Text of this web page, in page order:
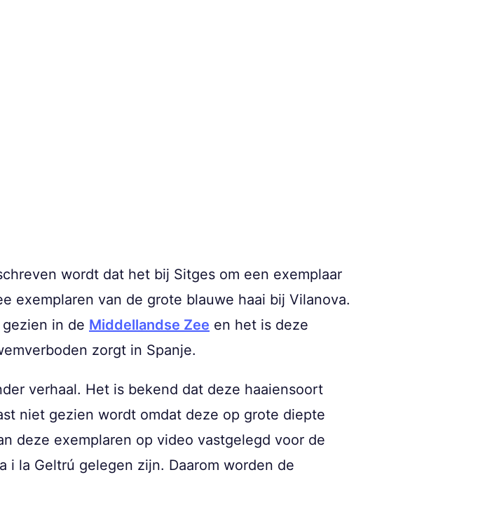
wordt dat het bij Sitges om een exemplaar
exemplaren van de grote blauwe haai bij Vilanova.
in de Middellandse Zee en het is deze
zorgt in Spanje.
verhaal. Het is bekend dat deze haaiensoort
niet gezien wordt omdat deze op grote diepte
deze exemplaren op video vastgelegd voor de
i la Geltrú gelegen zijn. Daarom worden de